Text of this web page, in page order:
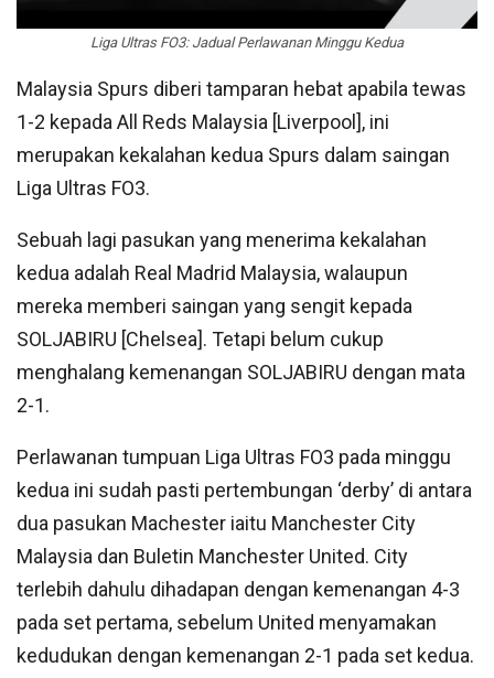
Liga Ultras FO3: Jadual Perlawanan Minggu Kedua
Malaysia Spurs diberi tamparan hebat apabila tewas
1-2 kepada All Reds Malaysia [Liverpool], ini
merupakan kekalahan kedua Spurs dalam saingan
Liga Ultras FO3.
Sebuah lagi pasukan yang menerima kekalahan
kedua adalah Real Madrid Malaysia, walaupun
mereka memberi saingan yang sengit kepada
SOLJABIRU [Chelsea]. Tetapi belum cukup
menghalang kemenangan SOLJABIRU dengan mata
2-1.
Perlawanan tumpuan Liga Ultras FO3 pada minggu
kedua ini sudah pasti pertembungan ‘derby’ di antara
dua pasukan Machester iaitu Manchester City
Malaysia dan Buletin Manchester United. City
terlebih dahulu dihadapan dengan kemenangan 4-3
pada set pertama, sebelum United menyamakan
kedudukan dengan kemenangan 2-1 pada set kedua.